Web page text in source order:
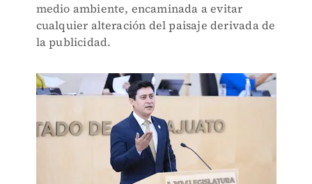
medio ambiente, encaminada a evitar
cualquier alteración del paisaje derivada de
la publicidad.